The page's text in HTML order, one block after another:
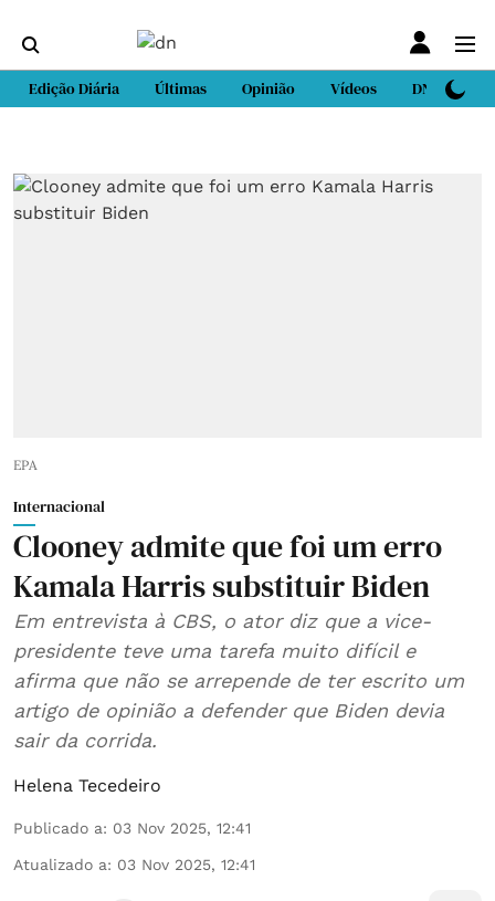
Edição Diária Últimas Opinião Vídeos DN Sport
EPA
Internacional
Clooney admite que foi um erro
Kamala Harris substituir Biden
Em entrevista à CBS, o ator diz que a vice-
presidente teve uma tarefa muito difícil e
afirma que não se arrepende de ter escrito um
artigo de opinião a defender que Biden devia
sair da corrida.
Helena Tecedeiro
Publicado a: 03 Nov 2025, 12:41
Atualizado a: 03 Nov 2025, 12:41